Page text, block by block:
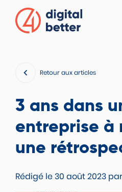
Accéder au menu
Accéder au contenu principal
Accéder au pied de page
VERSION CONTRASTÉE
Retour aux articles
3 ans dans
entreprise à
une
Rédigé le 30 août 2023 par